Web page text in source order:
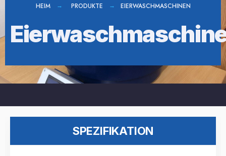
HEIM PRODUKTE EIERWASCHMASCHINEN
SPEZIFIKATION